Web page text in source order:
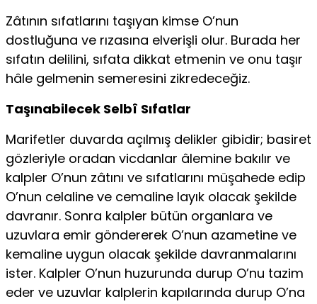
Zâtının sıfatlarını taşıyan kimse O’nun
dostluğuna ve rızasına elverişli olur. Burada her
sıfatın delilini, sıfata dikkat etmenin ve onu taşır
hâle gelmenin semeresini zikredeceğiz.
Taşınabilecek Selbî Sıfatlar
Marifetler duvarda açılmış delikler gibidir; basiret
gözleriyle oradan vicdanlar âlemine bakılır ve
kalpler O’nun zâtını ve sıfatlarını müşahede edip
O’nun celaline ve cemaline layık olacak şekilde
davranır. Sonra kalpler bütün organlara ve
uzuvlara emir göndererek O’nun azametine ve
kemaline uygun olacak şekilde davranmalarını
ister. Kalpler O’nun huzurunda durup O’nu tazim
eder ve uzuvlar kalplerin kapılarında durup O’na